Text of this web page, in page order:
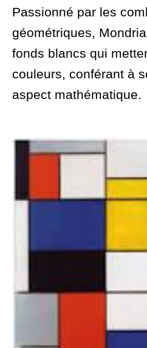
Passionné par les
géométriques,
fonds blancs qui
couleurs, conférant à
aspect mathématique.